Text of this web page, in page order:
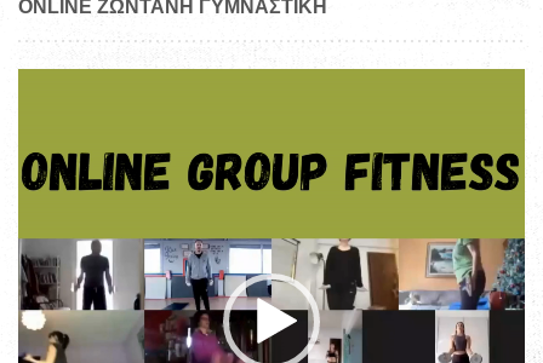
ONLINE ΖΩΝΤΑΝΗ ΓΥΜΝΑΣΤΙΚΗ